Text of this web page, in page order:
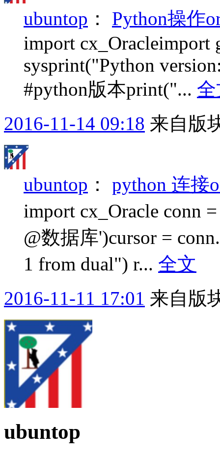
ubuntop ： Python操作
import cx_Oracleimport
sysprint("Python
#python版本print("...
2016-11-14 09:18 来自版
ubuntop ： python 连接
import cx_Oracle conn
@数据库')cursor =
1 from dual") r... 全文
2016-11-11 17:01 来自版
ubuntop